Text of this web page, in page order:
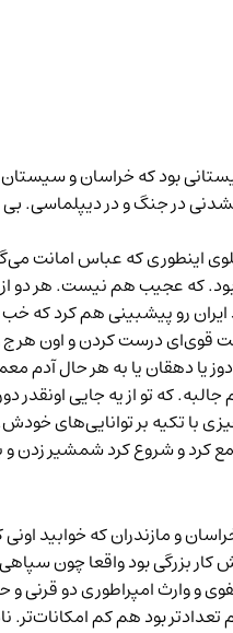
بود که خراسان و
نشدنی در جنگ و در دیپلماسی.
اینطوری که عباس امانت
که عجیب هم نیست. هر دو از
رو پیشبینی هم کرد که خب
قوی‌ای درست کردن و اون
یا دهقان یا به هر حال آدم
که تو از یه جایی اونقدر
با تکیه بر توانایی‌های
کرد و شروع کرد شمشیر زدن و
و مازندران که خوابید
بزرگی بود واقعا چون سپاهی
و وارث امپراطوری دو قرنی و
بود هم کم امکانات‌تر.